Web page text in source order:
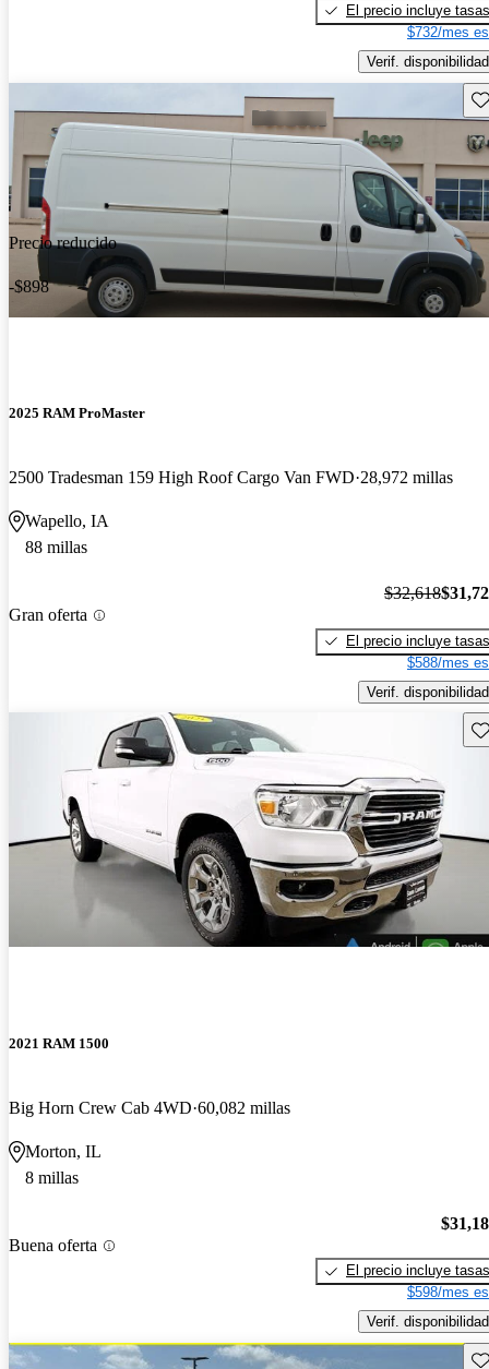
El precio incluye tasas
$732/mes
Verif. disponibilidad
Precio reducido
-$898
2025 RAM ProMaster
2500 Tradesman 159 High Roof Cargo Van FWD 28,972 millas
Wapello, IA
88 millas
Gran oferta
$32,618
El precio incluye tasas
$588/mes
Verif. disponibilidad
2021 RAM 1500
Big Horn Crew Cab 4WD 60,082 millas
Morton, IL
8 millas
Buena oferta
El precio incluye tasas
$598/mes
Verif. disponibilidad